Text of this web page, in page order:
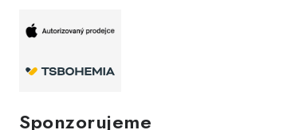
Sponzorujeme